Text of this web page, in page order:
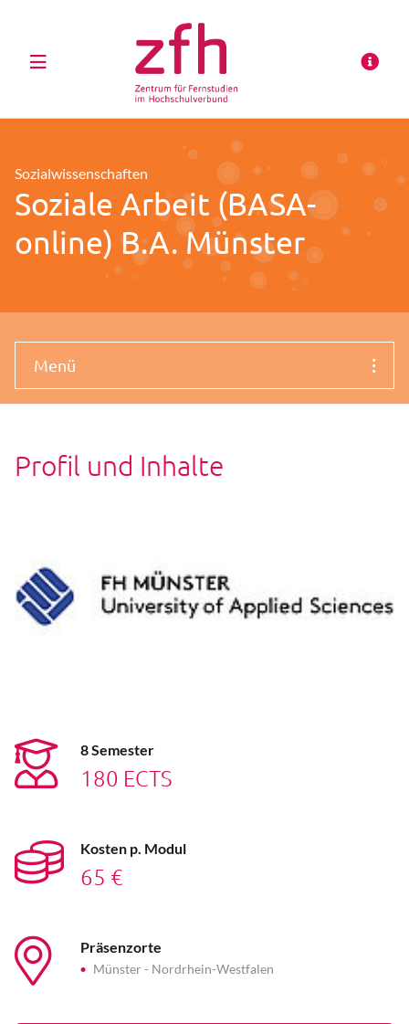
Sozialwissenschaften
Soziale Arbeit (BASA-
online) B.A. Münster
Menü
Profil und Inhalte
8 Semester
180 ECTS
Kosten p. Modul
65 €
Präsenzorte
Münster - Nordrhein-Westfalen